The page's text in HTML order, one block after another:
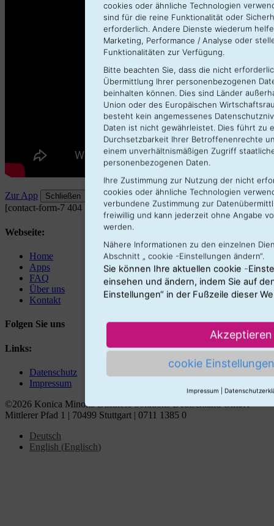
Zur App Schließen
[contact-form-7 404 "Nicht gefunden"]
Webseite:
Home
Apps
FAQ
Über uns
Kontakt
Folgen Sie uns
Links:
Datenschutz
Impressum
©2026 Konica Minolta Business Solutions Deutschland GmbH
Mittlerer Pfad 1 | 70499 Stuttgart | 0711 1385 0
Deutsch
English (Englisch)
cookies oder ähnliche Technologien
sind für die reine Funktionalität oder
erforderlich. Andere Dienste wiederum
Marketing, Performance / Analyse oder
Funktionalitäten zur Verfügung.
Bitte beachten Sie, dass die nicht
Übermittlung Ihrer personenbezogenen
beinhalten können. Dies sind Länder
Union oder des Europäischen
besteht kein angemessenes
Daten ist nicht gewährleistet. Dies führt zu
Durchsetzbarkeit Ihrer Betroffenenrechte
einem unverhältnismäßigen Zugriff
personenbezogenen Daten.
Ihre Zustimmung zur Nutzung der nicht
cookies oder ähnliche Technologien
verbundene Zustimmung zur
freiwillig und kann jederzeit ohne Angabe
werden.
Nähere Informationen zu den einzelnen
Abschnitt „ cookie -Einstellungen ändern“.
Sie können Ihre aktuellen cookie -
einsehen und ändern, indem Sie auf
Einstellungen“ in der Fußzeile dieser
Akzeptieren
cookie
Impressum |